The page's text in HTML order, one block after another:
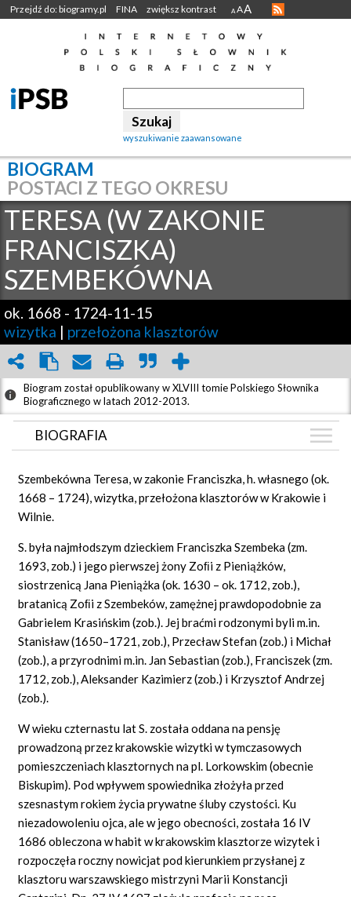
Przejdź do: biogramy.pl FINA zwiększ kontrast A AA
wyszukiwanie zaawansowane
BIOGRAM
POSTACI Z TEGO OKRESU
TERESA (W ZAKONIE
FRANCISZKA)
SZEMBEKÓWNA
ok. 1668 - 1724-11-15
wizytka | przełożona klasztorów
Biogram został opublikowany w XLVIII tomie Polskiego Słownika
Biograficznego w latach 2012-2013.
BIOGRAFIA
GRAF POWIĄZAŃ
DYSKUSJA
Mapa
Szembekówna Teresa, w zakonie Franciszka, h. własnego (ok.
1668 – 1724), wizytka, przełożona klasztorów w Krakowie i
Wilnie.
S. była najmłodszym dzieckiem Franciszka Szembeka (zm.
1693, zob.) i jego pierwszej żony Zoﬁi z Pieniążków,
siostrzenicą Jana Pieniążka (ok. 1630 – ok. 1712, zob.),
bratanicą Zoﬁi z Szembeków, zamężnej prawdopodobnie za
Gabrielem Krasińskim (zob.). Jej braćmi rodzonymi byli m.in.
Stanisław (1650–1721, zob.), Przecław Stefan (zob.) i Michał
(zob.), a przyrodnimi m.in. Jan Sebastian (zob.), Franciszek (zm.
1712, zob.), Aleksander Kazimierz (zob.) i Krzysztof Andrzej
(zob.).
W wieku czternastu lat S. została oddana na pensję
prowadzoną przez krakowskie wizytki w tymczasowych
pomieszczeniach klasztornych na pl. Lorkowskim (obecnie
Biskupim). Pod wpływem spowiednika złożyła przed
szesnastym rokiem życia prywatne śluby czystości. Ku
niezadowoleniu ojca, ale w jego obecności, została 16 IV
1686 obleczona w habit w krakowskim klasztorze wizytek i
rozpoczęła roczny nowicjat pod kierunkiem przysłanej z
klasztoru warszawskiego mistrzyni Marii Konstancji